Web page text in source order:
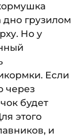
дно грузилом
Но у
Если
через
будет
этого
и